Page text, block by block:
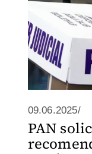
09.06.2025/
PAN